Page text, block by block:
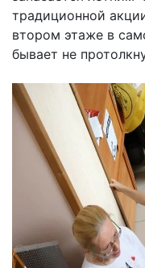
традиционной
втором этаже в
бывает не